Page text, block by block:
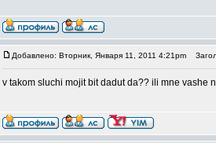
Добавлено: Вторник, Января 11, 2011 4:21pm
v takom sluchi mojit bit dadut da?? ili mne vashe